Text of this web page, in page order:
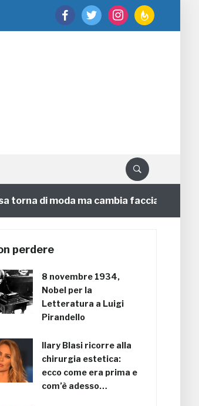
facebooktwitter instagramfeedburner
di moda ma cambia faccia
perdere
8 novembre 1934,
Nobel per la
Letteratura a Luigi
Pirandello
Ilary Blasi ricorre alla
chirurgia estetica:
ecco come era prima e
com’è adesso…